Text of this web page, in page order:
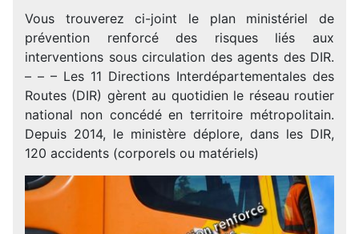
Vous trouverez ci-joint le plan ministériel de
prévention renforcé des risques liés aux
interventions sous circulation des agents des DIR.
– – – Les 11 Directions Interdépartementales des
Routes (DIR) gèrent au quotidien le réseau routier
national non concédé en territoire métropolitain.
Depuis 2014, le ministère déplore, dans les DIR,
120 accidents (corporels ou matériels)